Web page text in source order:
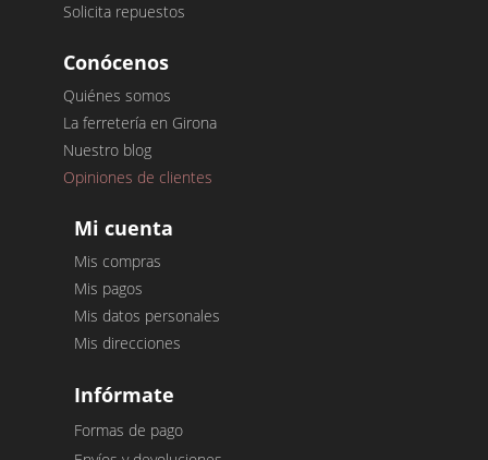
Solicita repuestos
Conócenos
Quiénes somos
La ferretería en Girona
Nuestro blog
Opiniones de clientes
Mi cuenta
Mis compras
Mis pagos
Mis datos personales
Mis direcciones
Infórmate
Formas de pago